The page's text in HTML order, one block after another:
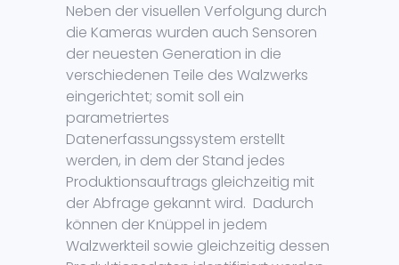
Neben der visuellen Verfolgung durch
die Kameras wurden auch Sensoren
der neuesten Generation in die
verschiedenen Teile des Walzwerks
eingerichtet; somit soll ein
parametriertes
Datenerfassungssystem erstellt
werden, in dem der Stand jedes
Produktionsauftrags gleichzeitig mit
der Abfrage gekannt wird. Dadurch
können der Knüppel in jedem
Walzwerkteil sowie gleichzeitig dessen